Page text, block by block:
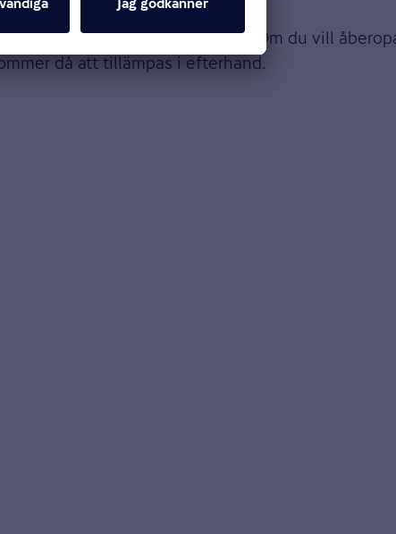
genom en automatisk process. Om du vill
då att tillämpas i efterhand.